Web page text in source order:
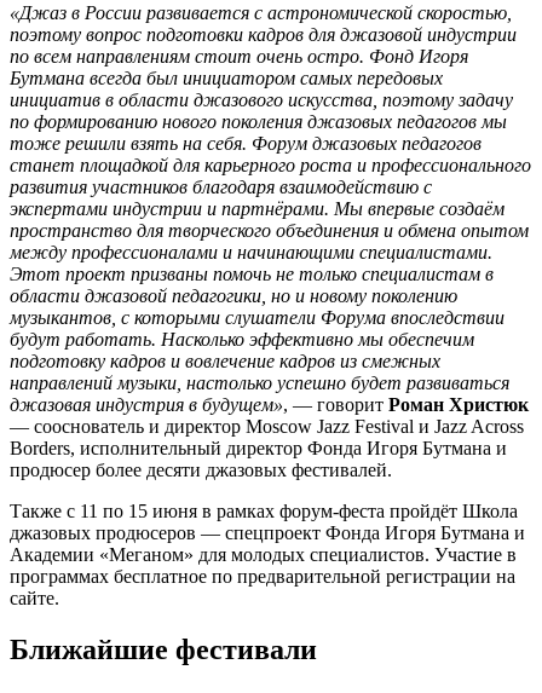
«Джаз в России развивается с астрономической скоростью,
поэтому вопрос подготовки кадров для джазовой индустрии
по всем направлениям стоит очень остро. Фонд Игоря
Бутмана всегда был инициатором самых передовых
инициатив в области джазового искусства, поэтому задачу
по формированию нового поколения джазовых педагогов мы
тоже решили взять на себя. Форум джазовых педагогов
станет площадкой для карьерного роста и профессионального
развития участников благодаря взаимодействию с
экспертами индустрии и партнёрами. Мы впервые создаём
пространство для творческого объединения и обмена опытом
между профессионалами и начинающими специалистами.
Этот проект призваны помочь не только специалистам в
области джазовой педагогики, но и новому поколению
музыкантов, с которыми слушатели Форума впоследствии
будут работать. Насколько эффективно мы обеспечим
подготовку кадров и вовлечение кадров из смежных
направлений музыки, настолько успешно будет развиваться
джазовая индустрия в будущем», — говорит Роман Христюк
— сооснователь и директор Moscow Jazz Festival и Jazz Across
Borders, исполнительный директор Фонда Игоря Бутмана и
продюсер более десяти джазовых фестивалей.
Также с 11 по 15 июня в рамках форум-феста пройдёт Школа
джазовых продюсеров — спецпроект Фонда Игоря Бутмана и
Академии «Меганом» для молодых специалистов. Участие в
программах бесплатное по предварительной регистрации на
сайте.
Ближайшие фестивали